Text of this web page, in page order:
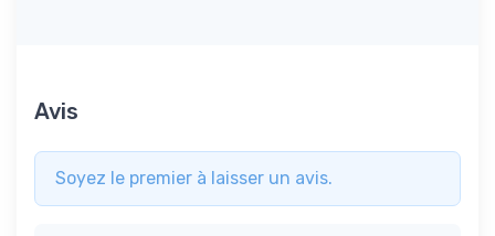
Avis
Soyez le premier à laisser un avis.